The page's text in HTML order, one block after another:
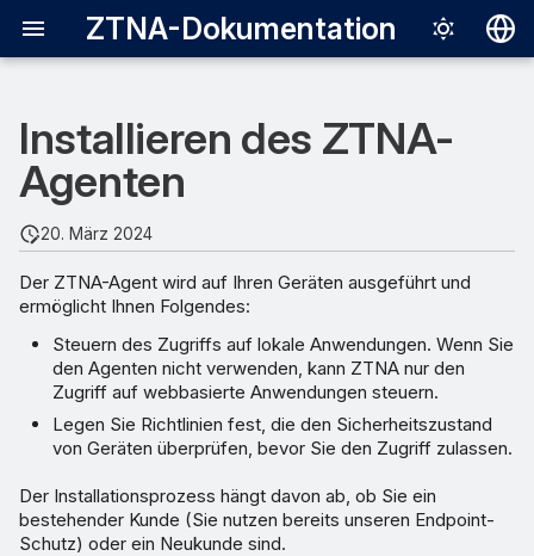
ZTNA-Dokumentation
English
Italiano
한국어
Português
中文（繁體）
Installieren des ZTNA-
Agenten
20. März 2024
Der ZTNA-Agent wird auf Ihren Geräten ausgeführt und
ermöglicht Ihnen Folgendes:
Steuern des Zugriffs auf lokale Anwendungen. Wenn Sie
den Agenten nicht verwenden, kann ZTNA nur den
Zugriff auf webbasierte Anwendungen steuern.
Legen Sie Richtlinien fest, die den Sicherheitszustand
von Geräten überprüfen, bevor Sie den Zugriff zulassen.
Der Installationsprozess hängt davon ab, ob Sie ein
bestehender Kunde (Sie nutzen bereits unseren Endpoint-
Schutz) oder ein Neukunde sind.